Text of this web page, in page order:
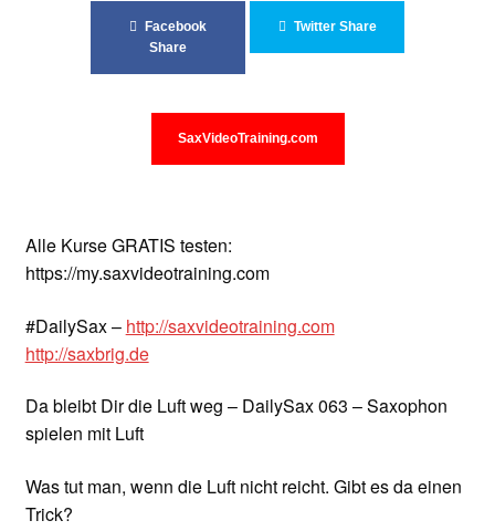
KONTAKT
Facebook
Share
Twitter Share
SaxVideoTraining.com
Alle Kurse GRATIS testen:
https://my.saxvideotraining.com
#DailySax – http://saxvideotraining.com
http://saxbrig.de
Da bleibt Dir die Luft weg – DailySax 063 – Saxophon
spielen mit Luft
Was tut man, wenn die Luft nicht reicht. Gibt es da einen
Trick?